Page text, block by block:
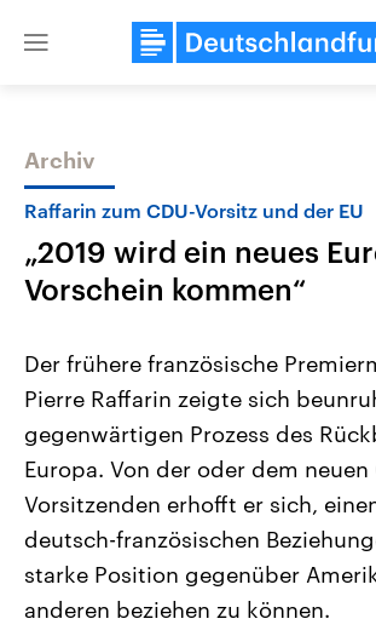
Close
Themen
Landtagswahl Sachsen-Anhalt
2026
Alle Informationen
Sachsen-Anhalt wählt am 6.
September 2026 einen neuen
Landtag. Seit 2021 wird das
Bundesland von einer Koalition aus
Umfragen, Prognosen,
Wahlprogramme, aktuelle Berichte
und Hintergründe zu den Parteien
USA
den
mit
Sendungen Programm Podcasts
Archiv
Raffarin zum CDU-Vorsitz und der EU
„2019 wird ein neues
Vorschein kommen“
Der frühere französische
Pierre Raffarin zeigte sich
gegenwärtigen Prozess des
Europa. Von der oder dem neuen
Vorsitzenden erhofft er sich,
deutsch-französischen
starke Position gegenüber
anderen beziehen zu können.